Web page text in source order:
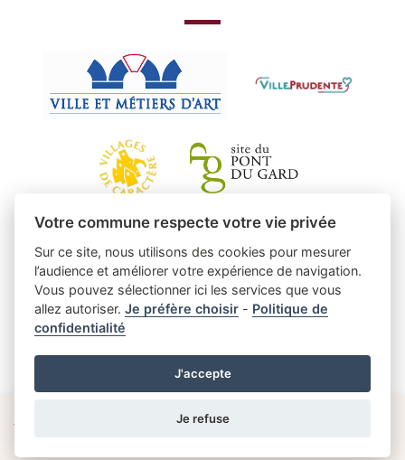
Votre commune respecte votre vie privée
Sur ce site, nous utilisons des cookies pour mesurer
l’audience et améliorer votre expérience de navigation.
Vous pouvez sélectionner ici les services que vous
allez autoriser.Je préfère choisir - Politique de
confidentialité
J'accepte
Je refuse